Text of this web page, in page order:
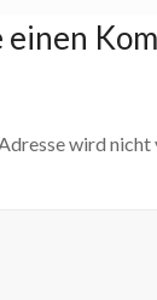
einen
wird